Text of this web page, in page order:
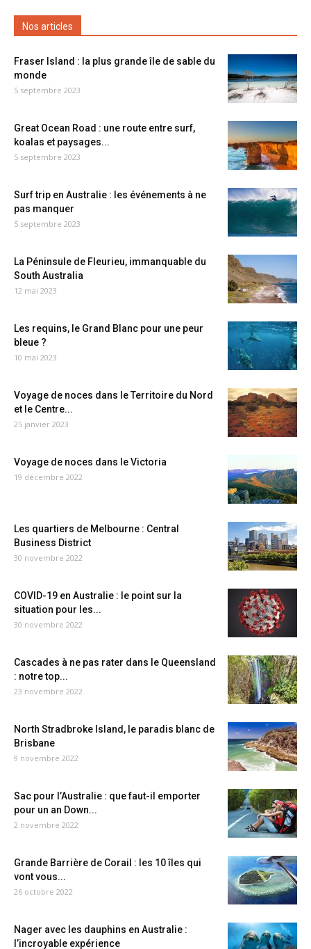
Nos articles
Fraser Island : la plus grande île de sable du
monde
5 septembre 2023
Great Ocean Road : une route entre surf,
koalas et paysages...
5 septembre 2023
Surf trip en Australie : les événements à ne
pas manquer
5 septembre 2023
La Péninsule de Fleurieu, immanquable du
South Australia
12 mai 2023
Les requins, le Grand Blanc pour une peur
bleue ?
10 mai 2023
Voyage de noces dans le Territoire du Nord
et le Centre...
25 janvier 2023
Voyage de noces dans le Victoria
19 décembre 2022
Les quartiers de Melbourne : Central
Business District
30 novembre 2022
COVID-19 en Australie : le point sur la
situation pour les...
30 novembre 2022
Cascades à ne pas rater dans le Queensland
: notre top...
23 novembre 2022
North Stradbroke Island, le paradis blanc de
Brisbane
9 novembre 2022
Sac pour l’Australie : que faut-il emporter
pour un an Down...
2 novembre 2022
Grande Barrière de Corail : les 10 îles qui
vont vous...
26 octobre 2022
Nager avec les dauphins en Australie :
l’incroyable expérience